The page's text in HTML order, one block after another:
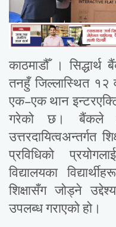
काठमाडौँ ।
तनहुँ जिल्लास्थित १२
एक–एक थान
गरेको छ। बैंकले
उत्तरदायित्वअन्तर्गत
प्रविधिको
विद्यालयका
शिक्षासँग जोड्ने
उपलब्ध गराएको हो।